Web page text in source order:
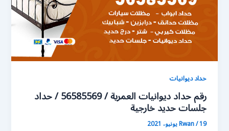
حداد ديوانيات
رقم حداد ديوانيات العمرية / 56585569 / حداد
جلسات حديد خارجية
Rwan/19 يونيو، 2021